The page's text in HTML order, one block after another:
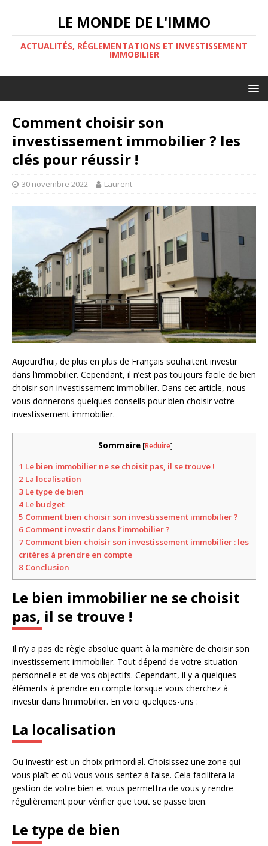
LE MONDE DE L'IMMO
ACTUALITÉS, RÉGLEMENTATIONS ET INVESTISSEMENT
IMMOBILIER
Comment choisir son
investissement immobilier ? les
clés pour réussir !
30 novembre 2022 Laurent
Aujourd’hui, de plus en plus de Français souhaitent investir
dans l’immobilier. Cependant, il n’est pas toujours facile de bien
choisir son investissement immobilier. Dans cet article, nous
vous donnerons quelques conseils pour bien choisir votre
investissement immobilier.
Sommaire [Reduire]
1 Le bien immobilier ne se choisit pas, il se trouve !
2 La localisation
3 Le type de bien
4 Le budget
5 Comment bien choisir son investissement immobilier ?
6 Comment investir dans l’immobilier ?
7 Comment bien choisir son investissement immobilier : les
critères à prendre en compte
8 Conclusion
Le bien immobilier ne se choisit
pas, il se trouve !
Il n’y a pas de règle absolue quant à la manière de choisir son
investissement immobilier. Tout dépend de votre situation
personnelle et de vos objectifs. Cependant, il y a quelques
éléments à prendre en compte lorsque vous cherchez à
investir dans l’immobilier. En voici quelques-uns :
La localisation
Ou investir est un choix primordial. Choisissez une zone qui
vous plaît et où vous vous sentez à l’aise. Cela facilitera la
gestion de votre bien et vous permettra de vous y rendre
régulièrement pour vérifier que tout se passe bien.
Le type de bien